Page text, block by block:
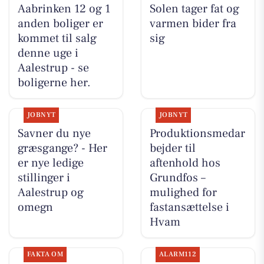
Aabrinken 12 og 1
anden boliger er
kommet til salg
denne uge i
Aalestrup - se
boligerne her.
Solen tager fat og
varmen bider fra
sig
JOBNYT
Savner du nye
græsgange? - Her
er nye ledige
stillinger i
Aalestrup og
omegn
JOBNYT
Produktionsmedar
bejder til
aftenhold hos
Grundfos –
mulighed for
fastansættelse i
Hvam
FAKTA OM ALARM112